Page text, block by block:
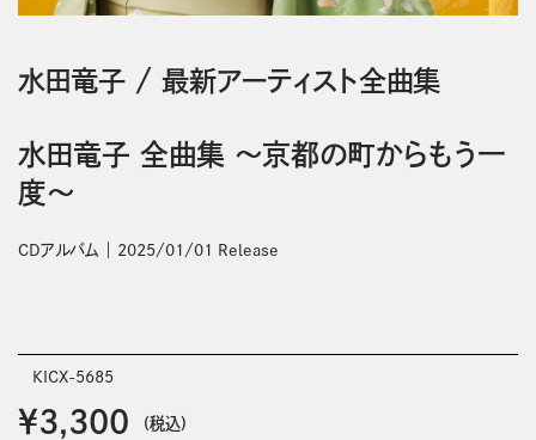
水田竜子/ 最新アーティスト全曲集
水田竜子 全曲集 ～京都の町からもう一
度～
CDアルバム 2025/01/01 Release
KICX-5685
￥3,300 (税込)